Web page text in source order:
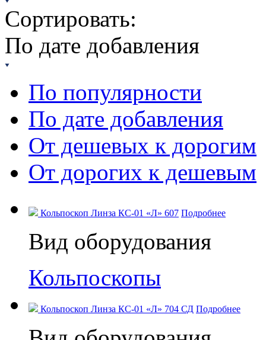
Сортировать:
По дате добавления
По популярности
По дате добавления
От дешевых к дорогим
От дорогих к дешевым
Кольпоскоп Линза КС-01 «Л» 607 Подробнее
Вид оборудования
Кольпоскопы
Кольпоскоп Линза КС-01 «Л» 704 СД Подробнее